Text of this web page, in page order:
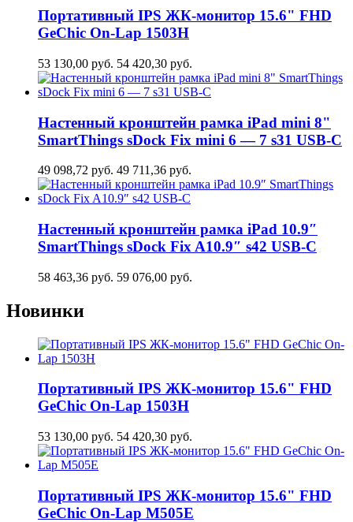
Портативный IPS ЖК-монитор 15.6" FHD
GeСhic On-Lap 1503H
53 130,00 руб. 54 420,30 руб.
Настенный кронштейн рамка iPad mini 8"
SmartThings sDock Fix mini 6 — 7 s31 USB-C
49 098,72 руб. 49 711,36 руб.
Настенный кронштейн рамка iPad 10.9″
SmartThings sDock Fix A10.9″ s42 USB-C
58 463,36 руб. 59 076,00 руб.
Новинки
Портативный IPS ЖК-монитор 15.6" FHD
GeСhic On-Lap 1503H
53 130,00 руб. 54 420,30 руб.
Портативный IPS ЖК-монитор 15.6" FHD
GeСhic On-Lap M505E